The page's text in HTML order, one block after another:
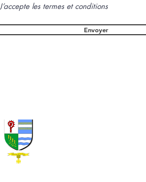
J’accepte les termes et conditions
Envoyer